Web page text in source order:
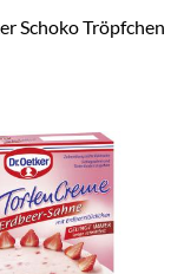
Schoko Tröpfchen